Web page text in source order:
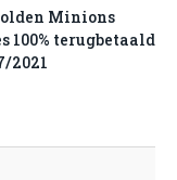
Minions
100% terugbetaald
2021